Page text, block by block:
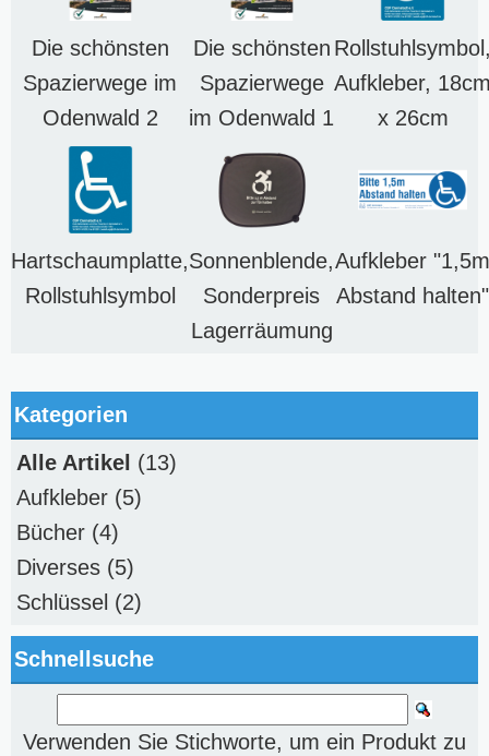
Die schönsten
Spazierwege im
Odenwald 2
Die schönsten
Spazierwege
im Odenwald 1
Aufkleber,
x 26cm
Hartschaumplatte,
Rollstuhlsymbol
Sonnenblende,
Sonderpreis
Lagerräumung
Aufkleber "1,5m
Abstand halten"
Kategorien
Alle Artikel (13)
Aufkleber (5)
Bücher (4)
Diverses (5)
Schlüssel (2)
Schnellsuche
Verwenden Sie Stichworte, um ein Produkt zu